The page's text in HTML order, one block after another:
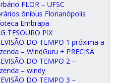
FLOR – UFSC
ônibus Florianópolis
Embrapa
TESOURO PIX
DO TEMPO 1 próxima a
– WindGuru + PRECISA
DO TEMPO 2 –
– windy
DO TEMPO 3 –